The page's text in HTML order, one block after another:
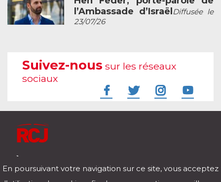
l’Ambassade d’IsraëlDiffusée le
23/07/26
Suivez-nous sur les réseaux
sociaux
Télécharger notre application pour iOs et Android
En poursuivant votre navigation sur ce site, vous acceptez